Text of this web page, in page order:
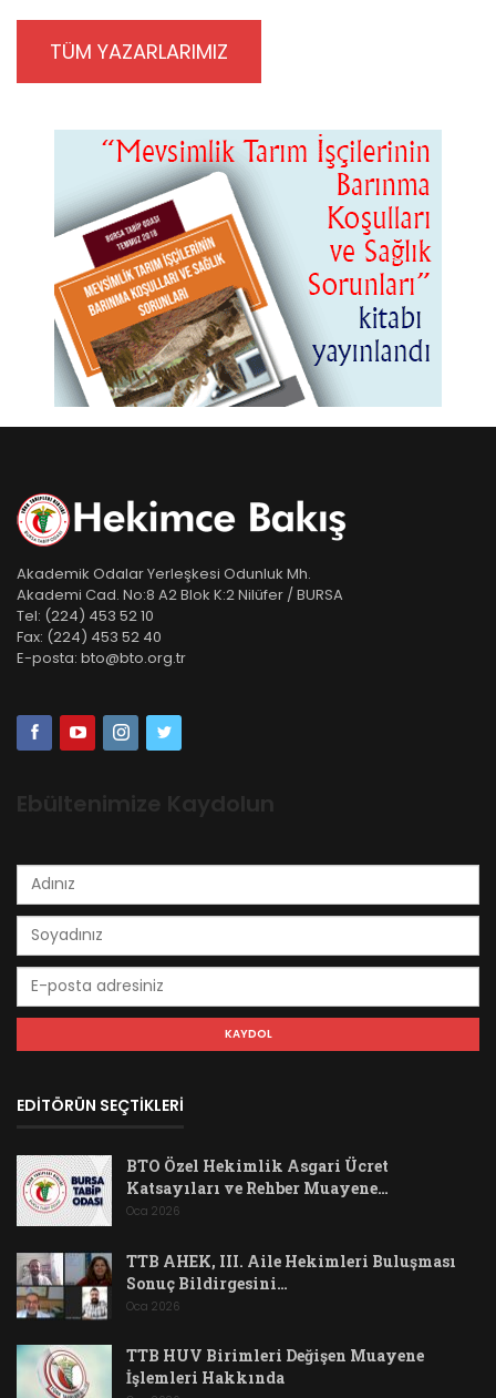
TÜM YAZARLARIMIZ
Akademik Odalar Yerleşkesi Odunluk Mh.
Akademi Cad. No:8 A2 Blok K:2 Nilüfer / BURSA
Tel: (224) 453 52 10
Fax: (224) 453 52 40
E-posta: bto@bto.org.tr
Ebültenimize Kaydolun
EDİTÖRÜN SEÇTİKLERİ
BTO Özel Hekimlik Asgari Ücret
Katsayıları ve Rehber Muayene…
Oca 2026
TTB AHEK, III. Aile Hekimleri Buluşması
Sonuç Bildirgesini…
Oca 2026
TTB HUV Birimleri Değişen Muayene
İşlemleri Hakkında